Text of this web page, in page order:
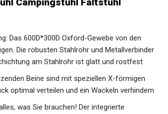
Campingstuhl Faltstuhl
Das 600D*300D Oxford-Gewebe von den
Die robusten Stahlrohr und Metallverbinder
am Stahlrohr ist glatt und rostfest
Beine sind mit speziellen X-förmigen
optimal verteilen und ein Wackeln verhindern
was Sie brauchen! Der integrierte